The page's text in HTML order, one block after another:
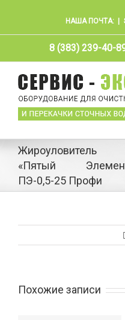
НАША ПОЧТА:
8 (383) 239-40-
Жироуловитель
«Пятый
ПЭ-0,5-25 Профи
Похожие записи